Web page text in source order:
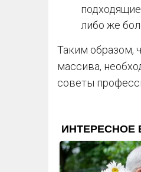
либо же
Таким образом,
массива,
советы